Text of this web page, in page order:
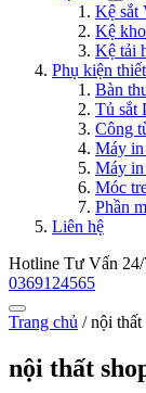
Kệ sắt
Kệ
Kệ tải
Phụ kiện
Bàn
Tủ sắt
Công
Máy in
Máy in
Móc
Phần
Liên hệ
Hotline Tư Vấn
0369124565
Trang chủ /nội thất
nội thất